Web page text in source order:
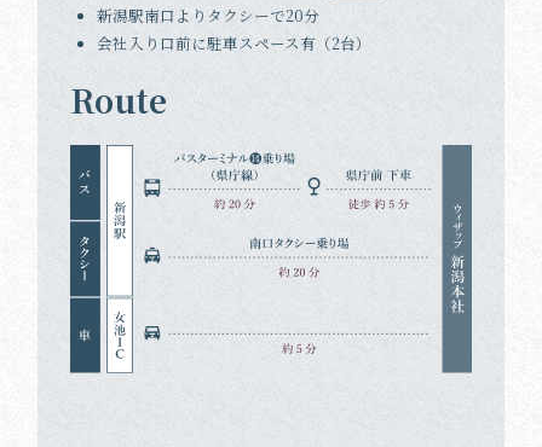
新潟駅南口よりタクシーで20分
会社入り口前に駐車スペース有（2台）
Route